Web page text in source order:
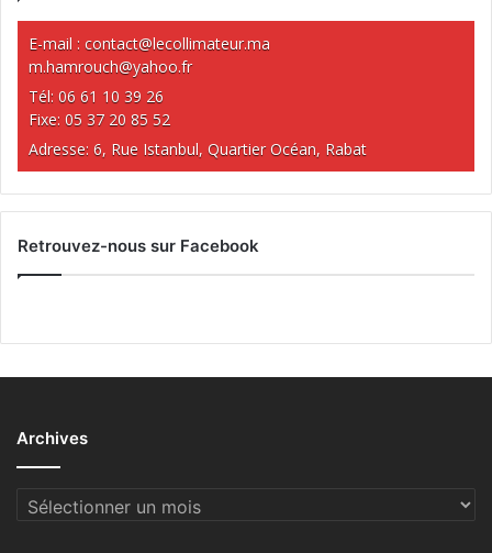
E-mail : contact@lecollimateur.ma
m.hamrouch@yahoo.fr
Tél: 06 61 10 39 26
Fixe: 05 37 20 85 52
Adresse: 6, Rue Istanbul, Quartier Océan, Rabat
Retrouvez-nous sur Facebook
Archives
Archives